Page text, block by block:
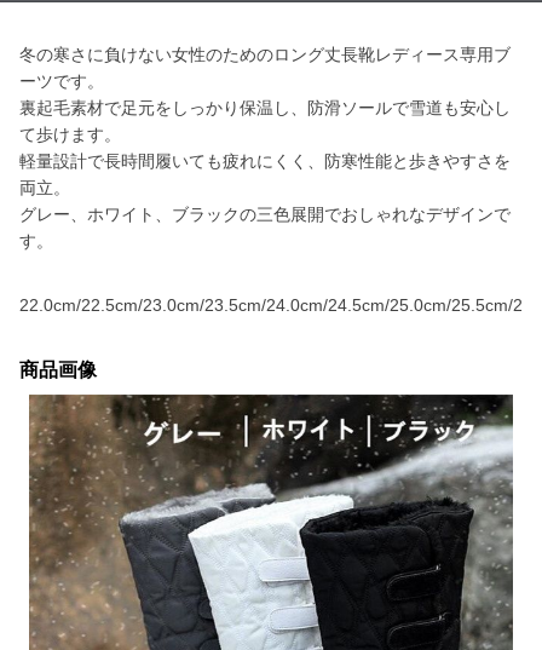
冬の寒さに負けない女性のためのロング丈長靴レディース専用ブ
ーツです。
裏起毛素材で足元をしっかり保温し、防滑ソールで雪道も安心し
て歩けます。
軽量設計で長時間履いても疲れにくく、防寒性能と歩きやすさを
両立。
グレー、ホワイト、ブラックの三色展開でおしゃれなデザインで
す。
22.0cm/22.5cm/23.0cm/23.5cm/24.0cm/24.5cm/25.0cm/25.5cm/
商品画像